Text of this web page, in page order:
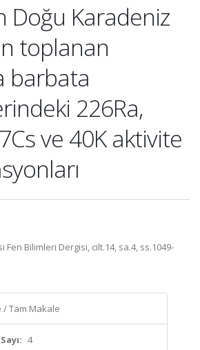
Doğu Karadeniz
toplanan
barbata
226Ra,
ve 40K aktivite
Bilimleri Dergisi, cilt.14, sa.4, ss.1049-
/ Tam Makale
Sayı: 4